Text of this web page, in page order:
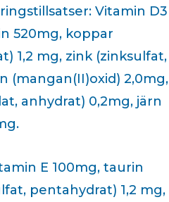
Vitamin D3
520mg, koppar
1,2 mg, zink (zinksulfat,
(mangan(II)oxid) 2,0mg,
anhydrat) 0,2mg, järn
E 100mg, taurin
pentahydrat) 1,2 mg,